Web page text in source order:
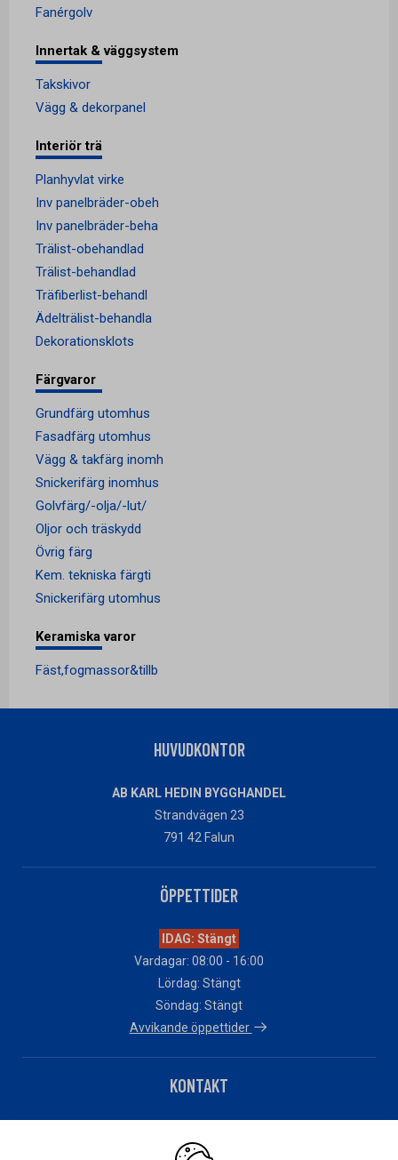
Fanérgolv
Innertak & väggsystem
Takskivor
Vägg & dekorpanel
Interiör trä
Planhyvlat virke
Inv panelbräder-obeh
Inv panelbräder-beha
Trälist-obehandlad
Trälist-behandlad
Träfiberlist-behandl
Ädelträlist-behandla
Dekorationsklots
Färgvaror
Grundfärg utomhus
Fasadfärg utomhus
Vägg & takfärg inomh
Snickerifärg inomhus
Golvfärg/-olja/-lut/
Oljor och träskydd
Övrig färg
Kem. tekniska färgti
Snickerifärg utomhus
Keramiska varor
Fäst,fogmassor&tillb
HUVUDKONTOR
AB KARL HEDIN BYGGHANDEL
Strandvägen 23
791 42 Falun
ÖPPETTIDER
IDAG: Stängt
Vardagar: 08:00 - 16:00
Lördag: Stängt
Söndag: Stängt
Avvikande öppettider
KONTAKT
Har du fakturafrågor?